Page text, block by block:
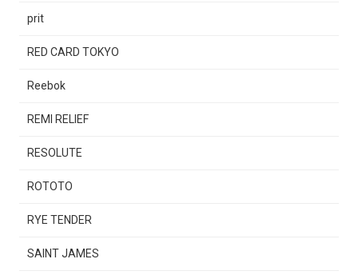
prit
RED CARD TOKYO
Reebok
REMI RELIEF
RESOLUTE
ROTOTO
RYE TENDER
SAINT JAMES